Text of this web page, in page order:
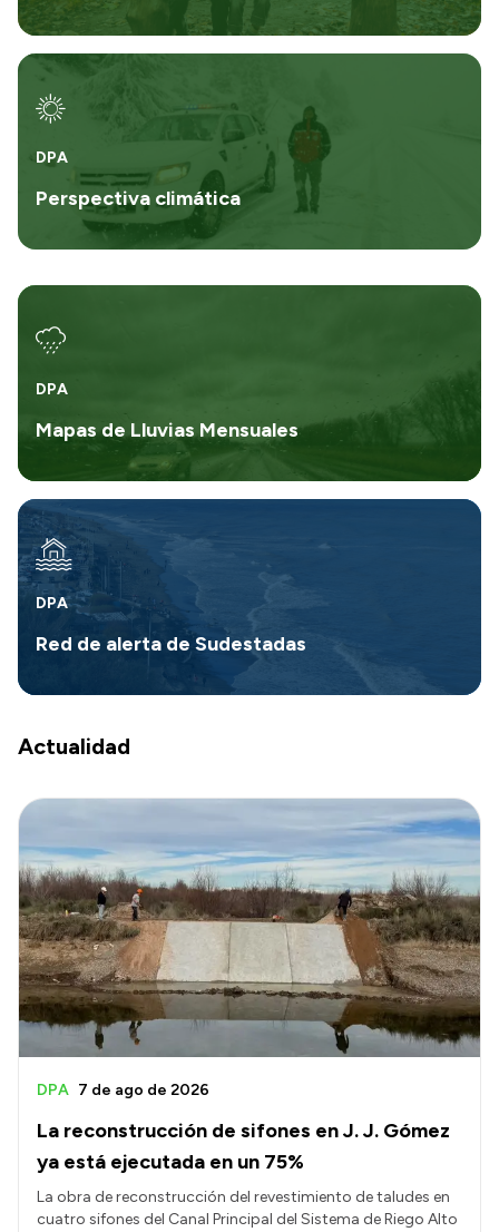
Perspectiva climática
DPA
Mapas de Lluvias Mensuales
DPA
Red de alerta de Sudestadas
DPA
Actualidad
La reconstrucción de sifones en J. J. Gómez
ya está ejecutada en un 75%
DPA 7 de ago de 2026
La obra de reconstrucción del revestimiento de taludes en
cuatro sifones del Canal Principal del Sistema de Riego Alto